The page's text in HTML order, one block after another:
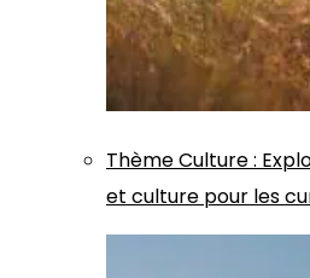
ThèmeCulture:
et culture pour les